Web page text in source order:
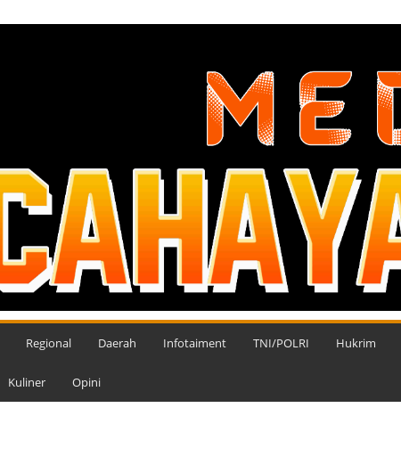
Regional Daerah Infotaiment TNI/POLRI Hukrim
Kuliner Opini